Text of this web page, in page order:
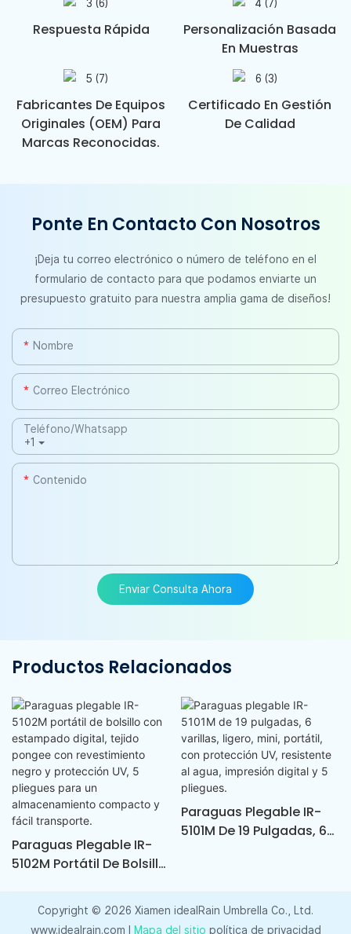
Respuesta Rápida
Personalización Basada
En Muestras
Fabricantes De Equipos
Originales (OEM) Para
Marcas Reconocidas.
Certificado En Gestión
De Calidad
Ponte En Contacto Con Nosotros
¡Deja tu correo electrónico o número de teléfono en el
formulario de contacto para que podamos enviarte un
presupuesto gratuito para nuestra amplia gama de diseños!
Nombre
Correo Electrónico
+1
Teléfono/whatsapp
Contenido
Enviar Consulta Ahora
Productos Relacionados
Paraguas Plegable IR-
5102M Portátil De Bolsillo
Revestimiento Negro Y
Paraguas Plegable IR-
5101M De 19 Pulgadas, 6
Impresión Digital Y 5
Pliegues.
Copyright © 2026 Xiamen idealRain Umbrella Co., Ltd.
www.idealrain.com |
Mapa del sitio política de privacidad